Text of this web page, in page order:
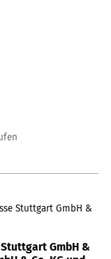
Stuttgart GmbH &
GmbH &